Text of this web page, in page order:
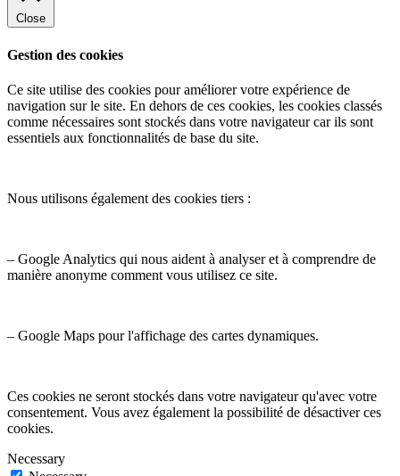
Close
Gestion des cookies
Ce site utilise des cookies pour améliorer votre expérience de
navigation sur le site. En dehors de ces cookies, les cookies classés
comme nécessaires sont stockés dans votre navigateur car ils sont
essentiels aux fonctionnalités de base du site.
Nous utilisons également des cookies tiers :
– Google Analytics qui nous aident à analyser et à comprendre de
manière anonyme comment vous utilisez ce site.
– Google Maps pour l'affichage des cartes dynamiques.
Ces cookies ne seront stockés dans votre navigateur qu'avec votre
consentement. Vous avez également la possibilité de désactiver ces
cookies.
Necessary